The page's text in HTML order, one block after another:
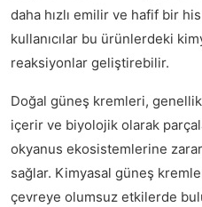
daha hızlı emilir ve hafif bir his
kullanıcılar bu ürünlerdeki
reaksiyonlar geliştirebilir.
Doğal güneş kremleri,
içerir ve biyolojik olarak
okyanus ekosistemlerine
sağlar. Kimyasal güneş
çevreye olumsuz etkilerde